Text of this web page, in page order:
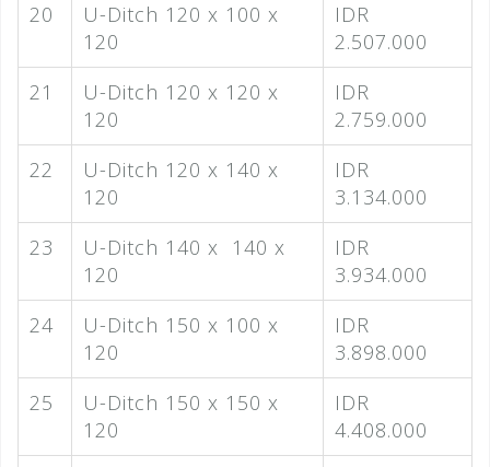
20
U-Ditch 120 x 100 x
120
IDR
2.507.000
21
U-Ditch 120 x 120 x
120
IDR
2.759.000
22
U-Ditch 120 x 140 x
120
IDR
3.134.000
23
U-Ditch 140 x 140 x
120
IDR
3.934.000
24
U-Ditch 150 x 100 x
120
IDR
3.898.000
25
U-Ditch 150 x 150 x
120
IDR
4.408.000